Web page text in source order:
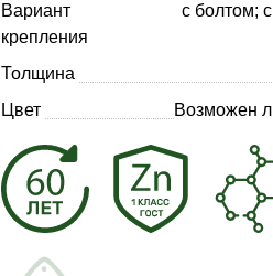
Вариант
крепления
с болтом;
Толщина
Цвет
Возможен